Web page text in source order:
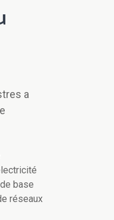
a
base
réseaux